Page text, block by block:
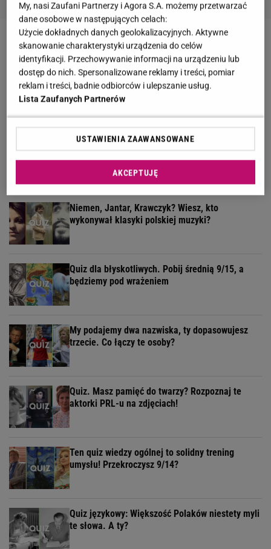
Quiz - o tych zawodach nawet nie słyszałeś.
Wiesz, kim był retman?
Żyłeś w PRL-u? Sprawdź w naszym quizie, czy
pamiętasz te programy
was zdobywa komplet!
Niemen, Jantar, Krawczyk? Wiesz, kto
wykonywał klasyki polskiej muzyki?
Quiz dla błyskotliwych. Pobij średnią 9/15, a
będziemy pod wrażeniem
My podajemy dwa nazwiska, ty dopasowujesz
trzecie. Co łączy te osoby?
Quiz. Masz pamięć do twarzy? Rozpoznaj te
aktorki PRL-u na zdjęciach!
Ten quiz wiedzy ogólnej to solidny trening
umysłu! Przekroczysz 9/14?
Quiz językowy: Większość Polaków niestety myli
te słowa. A ty?
My, nasi Zaufani Partnerzy i Agora S.A. możemy przetwarzać
dane osobowe w następujących celach:
Użycie dokładnych danych geolokalizacyjnych. Aktywne
skanowanie charakterystyki urządzenia do celów
identyfikacji. Przechowywanie informacji na urządzeniu lub
dostęp do nich. Spersonalizowane reklamy i treści, pomiar
reklam i treści, badnie odbiorców i ulepszanie usług.
Lista Zaufanych Partnerów
USTAWIENIA ZAAWANSOWANE
AKCEPTUJĘ